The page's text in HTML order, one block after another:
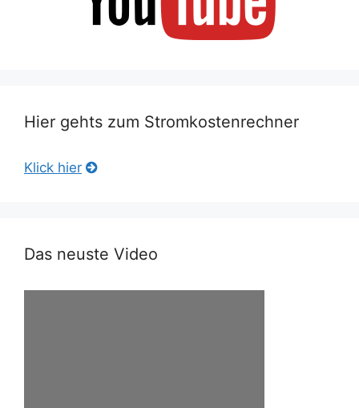
Hier gehts zum Stromkostenrechner
Klick hier
Das neuste Video